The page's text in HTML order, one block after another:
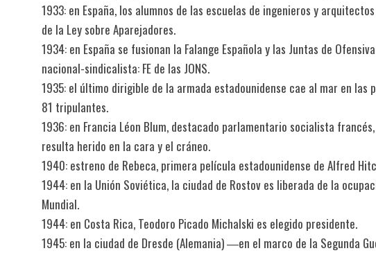
1933: en España, los alumnos de las escuelas de ingenieros y
de la Ley sobre Aparejadores.
1934: en España se fusionan la Falange Española y las Juntas de
nacional-sindicalista: FE de las JONS.
1935: el último dirigible de la armada estadounidense cae al mar en las
81 tripulantes.
1936: en Francia Léon Blum, destacado parlamentario socialista
resulta herido en la cara y el cráneo.
1940: estreno de Rebeca, primera película estadounidense de Alfred
1944: en la Unión Soviética, la ciudad de Rostov es liberada de la
Mundial.
1944: en Costa Rica, Teodoro Picado Michalski es elegido presidente.
1945: en la ciudad de Dresde (Alemania) ―en el marco de la Segunda